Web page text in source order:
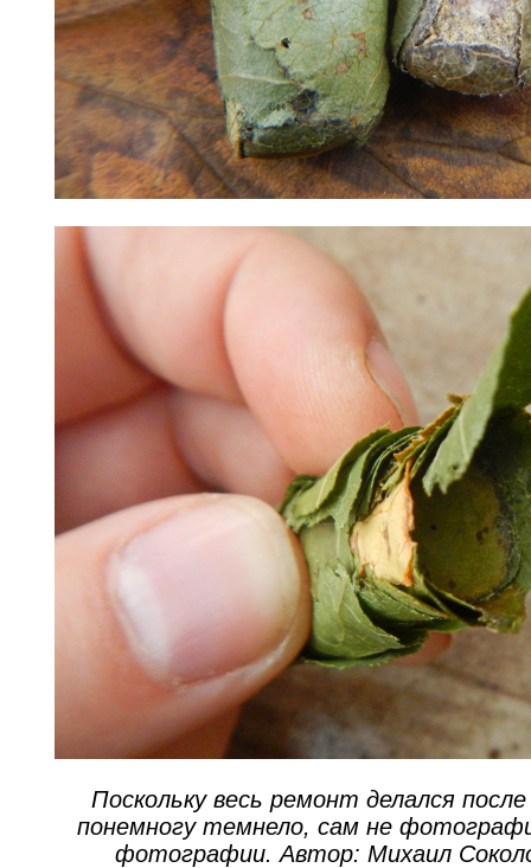
Поскольку весь ремонт делался
понемногу темнело, сам не
фотографии. Автор: Михаил